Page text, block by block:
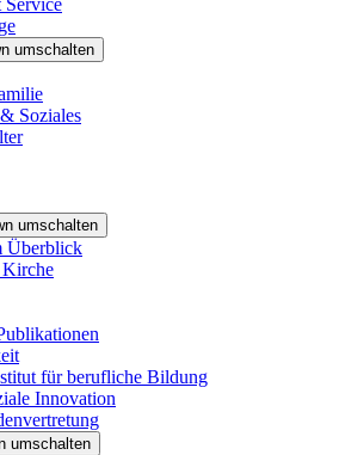
Service
umschalten
Soziales
umschalten
Überblick
für berufliche Bildung
Innovation
umschalten